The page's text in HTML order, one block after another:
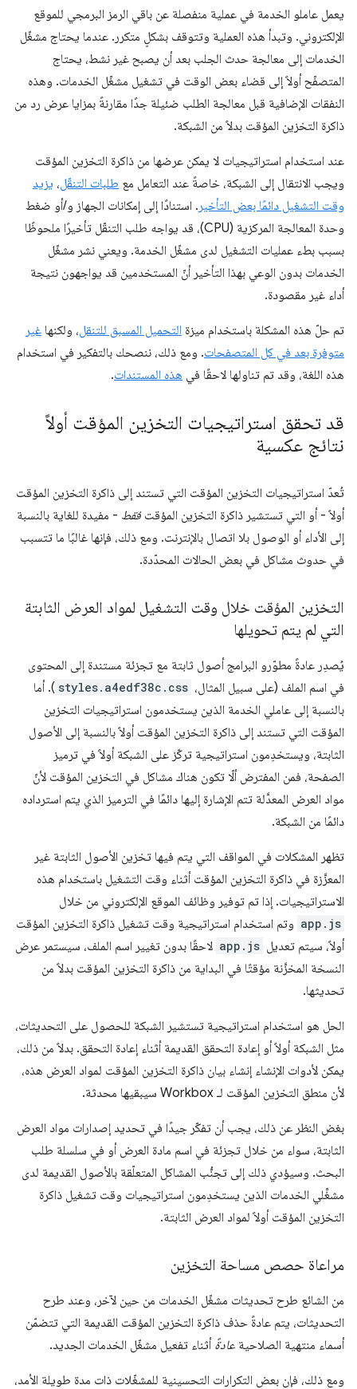
يعمل عاملو الخدمة في عملية منفصلة عن باقي الرمز البرمجي للموقع
الإلكتروني. وتبدأ هذه العملية وتتوقف بشكلٍ متكرر. عندما يحتاج مشغّل
الخدمات إلى معالجة حدث الجلب بعد أن يصبح غير نشط، يحتاج
المتصفّح أولاً إلى قضاء بعض الوقت في تشغيل مشغّل الخدمات. وهذه
النفقات الإضافية قبل معالجة الطلب ضئيلة جدًا مقارنةً بمزايا عرض رد من
ذاكرة التخزين المؤقت بدلاً من الشبكة.
عند استخدام استراتيجيات لا يمكن عرضها من ذاكرة التخزين المؤقت
ويجب الانتقال إلى الشبكة، خاصةً عند التعامل مع طلبات التنقّل، يزيد
وقت التشغيل دائمًا بعض التأخير . استنادًا إلى إمكانات الجهاز و/أو ضغط
وحدة المعالجة المركزية (CPU)، قد يواجه طلب التنقّل تأخيرًا ملحوظًا
بسبب بطء عمليات التشغيل لدى مشغّل الخدمة. ويعني نشر مشغّل
الخدمات بدون الوعي بهذا التأخير أنّ المستخدمين قد يواجهون نتيجة
أداء غير مقصودة.
تم حلّ هذه المشكلة باستخدام ميزة التحميل المسبق للتنقل، ولكنها غير
متوفرة بعد في كل المتصفحات. ومع ذلك، ننصحك بالتفكير في استخدام
هذه اللغة، وقد تم تناولها لاحقًا في هذه المستندات.
قد تحقق استراتيجيات التخزين المؤقت أولاً
نتائج عكسية
تُعدّ استراتيجيات التخزين المؤقت التي تستند إلى ذاكرة التخزين المؤقت
أولاً - أو التي تستشير ذاكرة التخزين المؤقتفقط - مفيدة للغاية بالنسبة
إلى الأداء أو الوصول بلا اتصال بالإنترنت. ومع ذلك، فإنها غالبًا ما تتسبب
في حدوث مشاكل في بعض الحالات المحدّدة.
التخزين المؤقت خلال وقت التشغيل لمواد العرض الثابتة
التي لم يتم تحويلها
يُصدِر عادةً مطوّرو البرامج أصول ثابتة مع تجزئة مستندة إلى المحتوى
في اسم الملف (على سبيل المثال، styles.a4edf38c.css ). أما
بالنسبة إلى عاملي الخدمة الذين يستخدمون استراتيجيات التخزين
المؤقت التي تستند إلى ذاكرة التخزين المؤقت أولاً بالنسبة إلى الأصول
الثابتة، ويستخدِمون استراتيجية تركّز على الشبكة أولاً في ترميز
الصفحة، فمن المفترض ألّا تكون هناك مشاكل في التخزين المؤقت لأنّ
مواد العرض المعدَّلة تتم الإشارة إليها دائمًا في الترميز الذي يتم استرداده
دائمًا من الشبكة.
تظهر المشكلات في المواقف التي يتم فيها تخزين الأصول الثابتة غير
المعزَّزة في ذاكرة التخزين المؤقت أثناء وقت التشغيل باستخدام هذه
الاستراتيجيات. إذا تم توفير وظائف الموقع الإلكتروني من خلال
app.js وتم استخدام استراتيجية وقت تشغيل ذاكرة التخزين المؤقت
أولاً، سيتم تعديل app.js لاحقًا بدون تغيير اسم الملف، سيستمر عرض
النسخة المخزَّنة مؤقتًا في البداية من ذاكرة التخزين المؤقت بدلاً من
تحديثها.
الحل هو استخدام استراتيجية تستشير الشبكة للحصول على التحديثات،
مثل الشبكة أولاً أو إعادة التحقق القديمة أثناء إعادة التحقق. بدلاً من ذلك،
يمكن لأدوات الإنشاء إنشاء بيان ذاكرة التخزين المؤقت لمواد العرض هذه،
لأن منطق التخزين المؤقت لـ Workbox سيبقيها محدثة.
بغض النظر عن ذلك، يجب أن تفكّر جيدًا في تحديد إصدارات مواد العرض
الثابتة، سواء من خلال تجزئة في اسم مادة العرض أو في سلسلة طلب
البحث. وسيؤدي ذلك إلى تجنُّب المشاكل المتعلّقة بالأصول القديمة لدى
مشغِّلي الخدمات الذين يستخدِمون استراتيجيات وقت تشغيل ذاكرة
التخزين المؤقت أولاً لمواد العرض الثابتة.
مراعاة حصص مساحة التخزين
من الشائع طرح تحديثات مشغّل الخدمات من حين لآخر، وعند طرح
التحديثات، يتم عادةً حذف ذاكرة التخزين المؤقت القديمة التي تتضمّن
أسماء منتهية الصلاحية عادةً أثناء تفعيل مشغّل الخدمات الجديد.
ومع ذلك، فإن بعض التكرارات التحسينية للمشغّلات ذات مدة طويلة الأمد،